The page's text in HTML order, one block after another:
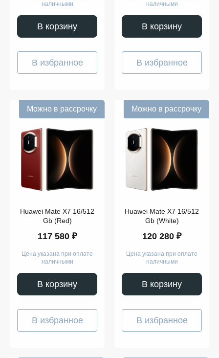
наличными
В корзину
В избранное
наличными
В корзину
В избранное
Можно в рассрочку
Huawei Mate X7 16/512
Gb (Red)
117 580 ₽
Цена указана при оплате
наличными
В корзину
В избранное
Можно в рассрочку
Huawei Mate X7 16/512
Gb (White)
120 280 ₽
Цена указана при оплате
наличными
В корзину
В избранное